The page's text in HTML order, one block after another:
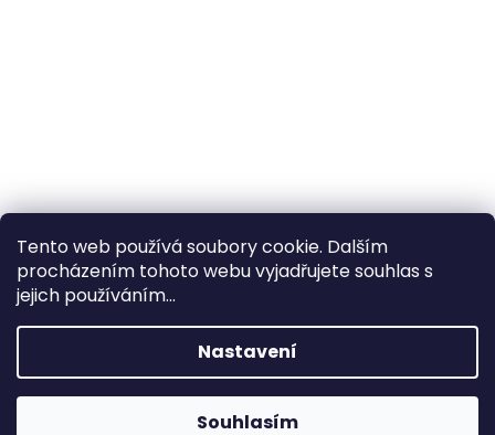
Tento web používá soubory cookie. Dalším
procházením tohoto webu vyjadřujete souhlas s
jejich používáním...
Nastavení
Souhlasím
×
Hledáte nejvýhodnější cenu? Získáte jí
pomocíregistrace